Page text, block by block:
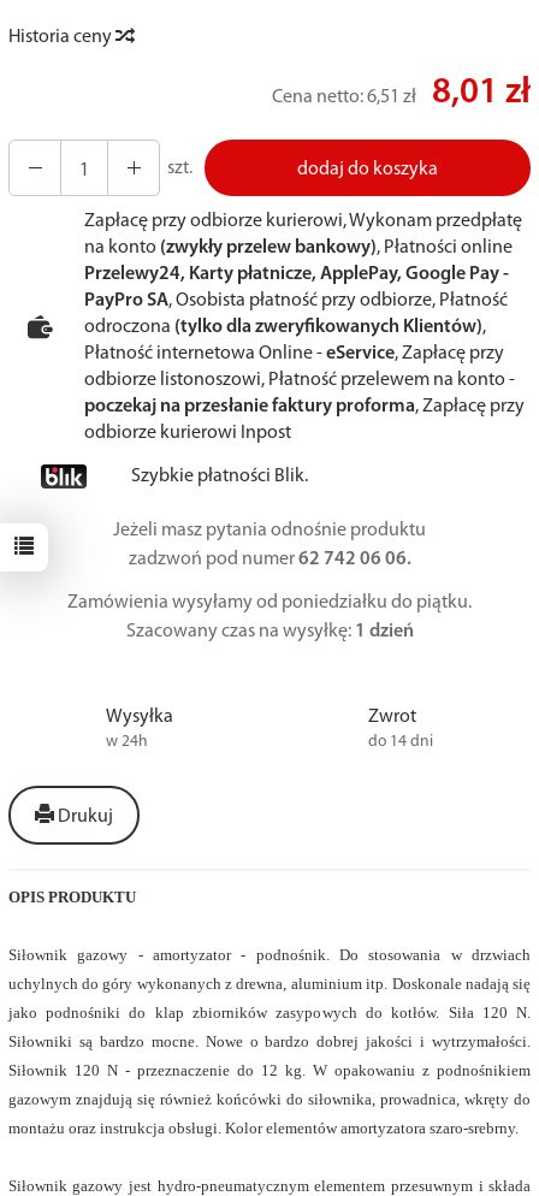
Historia ceny
Cena netto:6,51 zł 8,01 zł
szt. dodaj do koszyka
Zapłacę przy odbiorze kurierowi, Wykonam przedpłatę
na konto (zwykły przelew bankowy), Płatności online
Przelewy24, Karty płatnicze, ApplePay, Google Pay -
PayPro SA, Osobista płatność przy odbiorze, Płatność
odroczona (tylko dla zweryfikowanych Klientów),
Płatność internetowa Online -eService, Zapłacę przy
odbiorze listonoszowi, Płatność przelewem na konto -
poczekaj na przesłanie faktury proforma, Zapłacę przy
odbiorze kurierowi Inpost
Szybkie płatności Blik.
Jeżeli masz pytania odnośnie produktu
zadzwoń pod numer62 742 06 06.
Zamówienia wysyłamy od poniedziałku do piątku.
Szacowany czas na wysyłkę: 1 dzień
Wysyłka
w 24h
Zwrot
do 14 dni
Drukuj
OPIS PRODUKTU
Siłownik gazowy - amortyzator - podnośnik. Do stosowania w drzwiach
uchylnych do góry wykonanych z drewna, aluminium itp. Doskonale nadają się
jako podnośniki do klap zbiorników zasypowych do kotłów. Siła 120 N.
Siłowniki są bardzo mocne. Nowe o bardzo dobrej jakości i wytrzymałości.
Siłownik 120 N - przeznaczenie do 12 kg. W opakowaniu z podnośnikiem
gazowym znajdują się również końcówki do siłownika, prowadnica, wkręty do
montażu oraz instrukcja obsługi. Kolor elementów amortyzatora szaro-srebrny.
Siłownik gazowy jest hydro-pneumatycznym elementem przesuwnym i składa